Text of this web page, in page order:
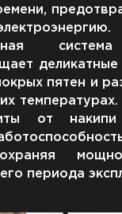
пятен и
от накипи
периода